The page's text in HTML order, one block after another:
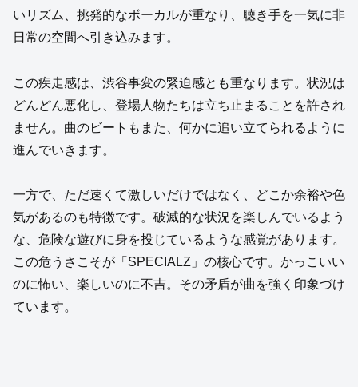
いリズム、挑発的なボーカルが重なり、聴き手を一気に非
日常の空間へ引き込みます。
この疾走感は、渋谷事変の緊迫感とも重なります。状況は
どんどん悪化し、登場人物たちは立ち止まることを許され
ません。曲のビートもまた、何かに追い立てられるように
進んでいきます。
一方で、ただ速くて激しいだけではなく、どこか余裕や色
気があるのも特徴です。破滅的な状況を楽しんでいるよう
な、危険な遊びに身を投じているような感覚があります。
この危うさこそが「SPECIALZ」の核心です。かっこいい
のに怖い、楽しいのに不吉。その矛盾が曲を強く印象づけ
ています。